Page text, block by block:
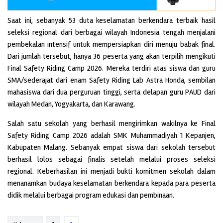
Saat ini, sebanyak 53 duta keselamatan berkendara terbaik hasil
seleksi regional dari berbagai wilayah Indonesia tengah menjalani
pembekalan intensif untuk mempersiapkan diri menuju babak final.
Dari jumlah tersebut, hanya 36 peserta yang akan terpilih mengikuti
Final Safety Riding Camp 2026. Mereka terdiri atas siswa dan guru
SMA/sederajat dari enam Safety Riding Lab Astra Honda, sembilan
mahasiswa dari dua perguruan tinggi, serta delapan guru PAUD dari
wilayah Medan, Yogyakarta, dan Karawang.
Salah satu sekolah yang berhasil mengirimkan wakilnya ke Final
Safety Riding Camp 2026 adalah SMK Muhammadiyah 1 Kepanjen,
Kabupaten Malang. Sebanyak empat siswa dari sekolah tersebut
berhasil lolos sebagai finalis setelah melalui proses seleksi
regional. Keberhasilan ini menjadi bukti komitmen sekolah dalam
menanamkan budaya keselamatan berkendara kepada para peserta
didik melalui berbagai program edukasi dan pembinaan.